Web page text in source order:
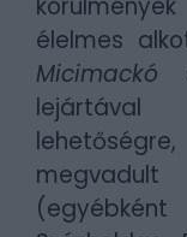
élelmes
Micimackó
megvadult